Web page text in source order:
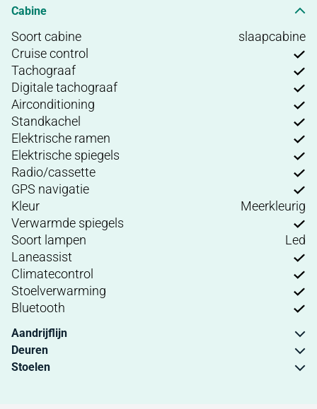
Cabine
Soort cabine
slaapcabine
Cruise control
Tachograaf
Digitale tachograaf
Airconditioning
Standkachel
Elektrische ramen
Elektrische spiegels
Radio/cassette
GPS navigatie
Kleur
Meerkleurig
Verwarmde spiegels
Soort lampen
Led
Laneassist
Climatecontrol
Stoelverwarming
Bluetooth
Aandrijflijn
Deuren
Stoelen